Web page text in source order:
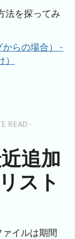
法を探ってみ
らの場合） -
READ -
追加
スト
イルは期間